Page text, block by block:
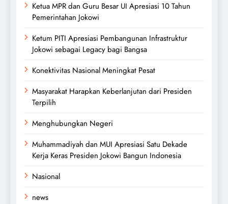
Ketua MPR dan Guru Besar UI Apresiasi 10 Tahun
Pemerintahan Jokowi
Ketum PITI Apresiasi Pembangunan Infrastruktur
Jokowi sebagai Legacy bagi Bangsa
Konektivitas Nasional Meningkat Pesat
Masyarakat Harapkan Keberlanjutan dari Presiden
Terpilih
Menghubungkan Negeri
Muhammadiyah dan MUI Apresiasi Satu Dekade
Kerja Keras Presiden Jokowi Bangun Indonesia
Nasional
news